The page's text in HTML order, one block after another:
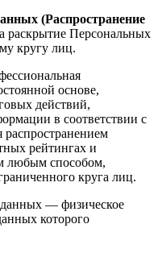
(Распространение
раскрытие Персональных
кругу лиц.
основе,
действий,
в соответствии с
рейтингах и
любым способом,
круга лиц.
— физическое
которого